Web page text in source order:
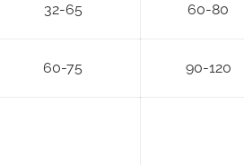
32-65 60-80
60-75 90-120